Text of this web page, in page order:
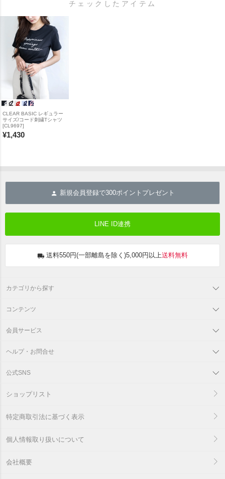
チェックしたアイテム
CLEAR BASIC レギュラー
サイズ/コード刺繍Tシャツ
[CL9697]
¥1,430
新規会員登録で300ポイントプレゼント
LINE ID連携
送料550円(一部離島を除く)5,000円以上送料無料
カテゴリから探す
コンテンツ
会員サービス
ヘルプ・お問合せ
公式SNS
ショップリスト
特定商取引法に基づく表示
個人情報取り扱いについて
会社概要